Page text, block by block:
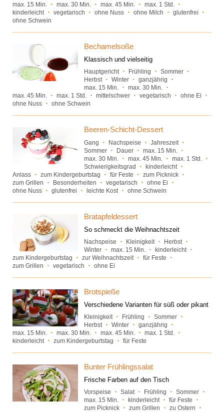
max. 15 Min. max. 30 Min. max. 45 Min.
max. 1 Std.
kinderleicht
vegetarisch ohne Nuss ohne Milch
glutenfrei
ohne Schwein
Bechamelsoße
Klassisch und vielseitig
Hauptgericht Frühling
Sommer
Herbst
Winter
ganzjährig
max. 15 Min.
max. 30 Min.
max. 45 Min.
max. 1 Std. mittelschwer vegetarisch
ohne Ei
ohne Nuss
ohne Schwein
Beeren-Schicht-Dessert
Gang Nachspeise
Jahreszeit
Sommer
Dauer
max. 15 Min.
max. 30 Min.
max. 45 Min.
max. 1 Std.
Schwierigkeitsgrad
kinderleicht
Anlass
zum Kindergeburtstag für Feste
zum Picknick
zum Grillen
Besonderheiten vegetarisch
ohne Ei
ohne Nuss
glutenfrei leichte Kost ohne Schwein
Bratapfeldessert
So schmeckt die Weihnachtszeit
Nachspeise Kleinigkeit
Herbst
Winter
max. 15 Min.
kinderleicht
zum Kindergeburtstag
zur Weihnachtszeit
für Feste
zum Grillen
vegetarisch ohne Ei
Brotspieße
Verschiedene Varianten für süß oder pikant
Kleinigkeit Frühling
Sommer
Herbst
Winter
ganzjährig
max. 15 Min.
max. 30 Min. max. 45 Min.
max. 1 Std.
kinderleicht
zum Kindergeburtstag für Feste
Bunter Frühlingssalat
Frische Farben auf den Tisch
Vorspeise Salat Frühling
Sommer
max. 15 Min.
kinderleicht
für Feste
zum Picknick
zum Grillen
zu Ostern